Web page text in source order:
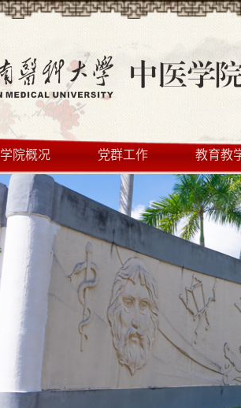
学院概况 党群工作 教育教